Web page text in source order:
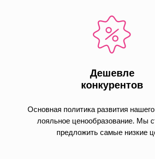
Дешевле
конкурентов
Основная политика развития
лояльное ценообразование. Мы
предложить самые низкие